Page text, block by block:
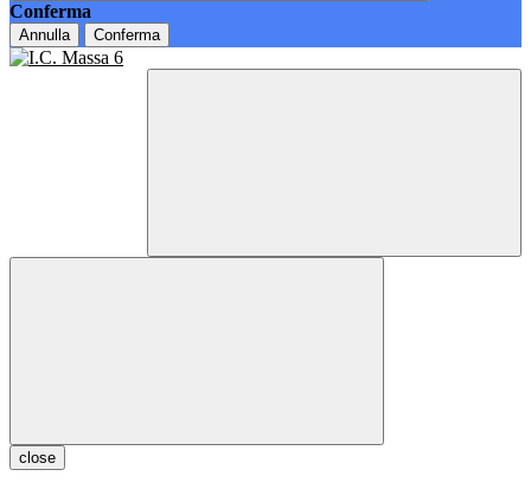
Conferma
Annulla Conferma
close